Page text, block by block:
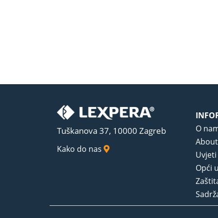
Tuškanova 37, 10000 Zagreb
Kako do nas
O
Opći